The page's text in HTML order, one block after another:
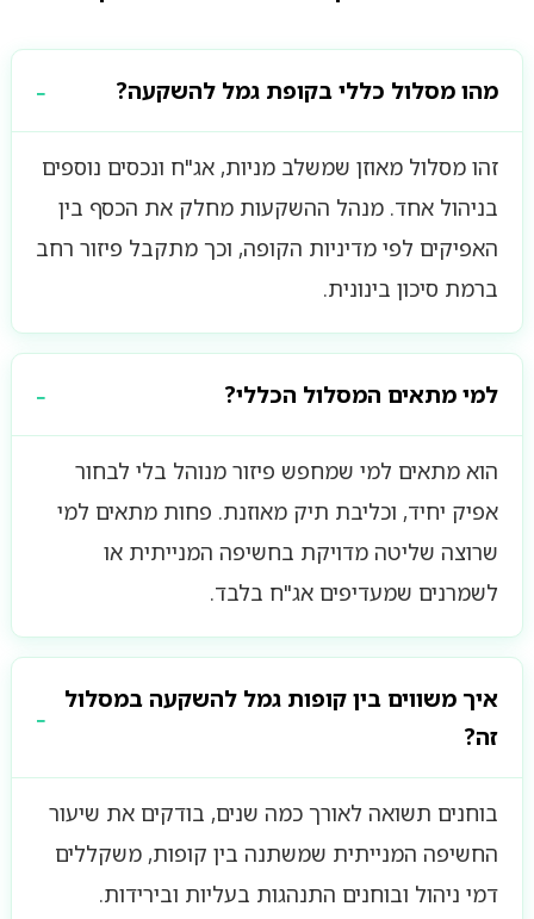
מהו מסלול כללי בקופת גמל להשקעה?
זהו מסלול מאוזן שמשלב מניות, אג"ח ונכסים נוספים
בניהול אחד. מנהל ההשקעות מחלק את הכסף בין
האפיקים לפי מדיניות הקופה, וכך מתקבל פיזור רחב
ברמת סיכון בינונית.
למי מתאים המסלול הכללי?
הוא מתאים למי שמחפש פיזור מנוהל בלי לבחור
אפיק יחיד, וכליבת תיק מאוזנת. פחות מתאים למי
שרוצה שליטה מדויקת בחשיפה המנייתית או
לשמרנים שמעדיפים אג"ח בלבד.
איך משווים בין קופות גמל להשקעה במסלול
זה?
בוחנים תשואה לאורך כמה שנים, בודקים את שיעור
החשיפה המנייתית שמשתנה בין קופות, משקללים
דמי ניהול ובוחנים התנהגות בעליות ובירידות.